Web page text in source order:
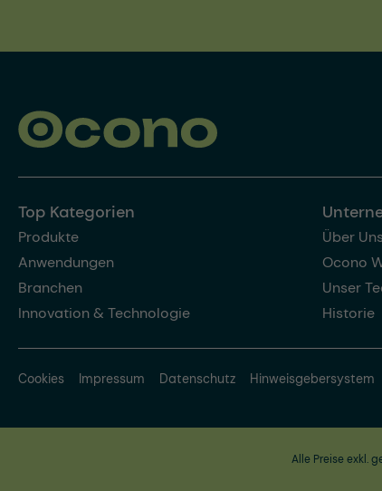
Top Kategorien
Produkte
Anwendungen
Branchen
Innovation & Technologie
Über Uns
Ocono
Unser
Historie
Cookies Impressum Datenschutz Hinweisgebersystem
Alle Preise exkl.